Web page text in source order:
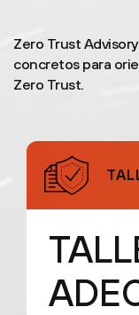
Zero Trust
concretos para
Zero Trust.